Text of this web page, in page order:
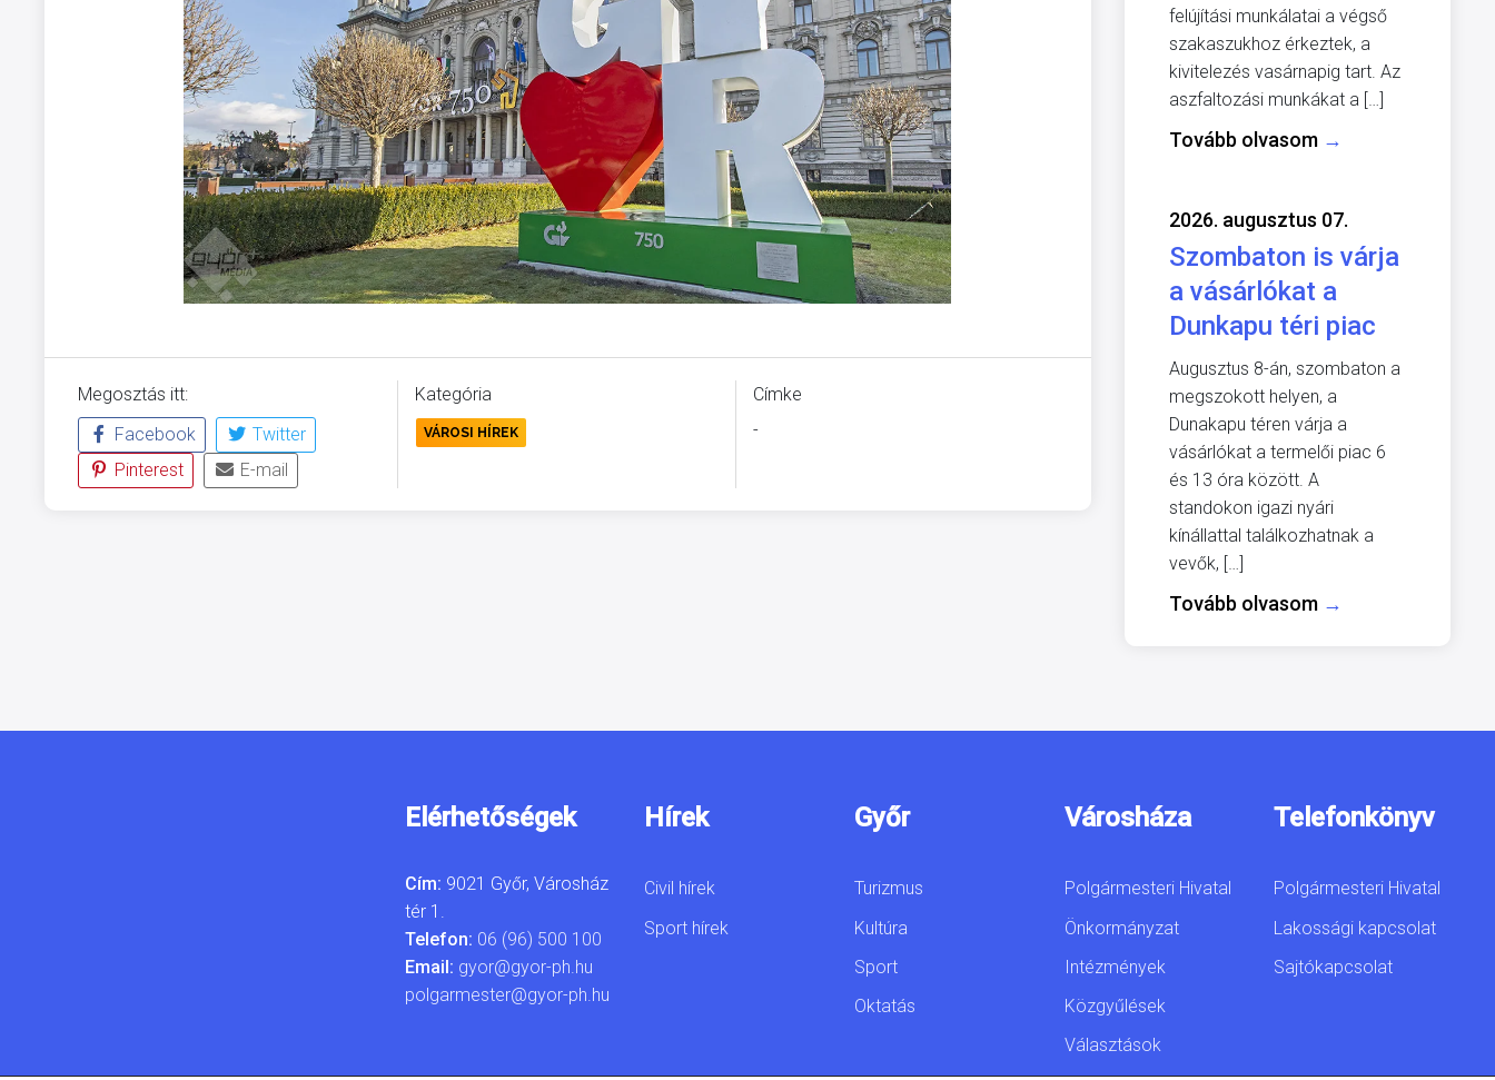
Megosztás itt:
Facebook
Twitter
Pinterest
E-mail
Kategória
VÁROSI HÍREK
Címke
-
felújítási munkálatai a végső
szakaszukhoz érkeztek, a
kivitelezés vasárnapig tart. Az
aszfaltozási munkákat a […]
Tovább olvasom →
2026. augusztus 07.
Szombaton is várja
a vásárlókat a
Dunkapu téri piac
Augusztus 8-án, szombaton a
megszokott helyen, a
Dunakapu téren várja a
vásárlókat a termelői piac 6
és 13 óra között. A
standokon igazi nyári
kínállattal találkozhatnak a
vevők, […]
Tovább olvasom →
Elérhetőségek
Cím: 9021 Győr, Városház
tér 1.
Telefon: 06 (96) 500 100
Email: gyor@gyor-ph.hu
polgarmester@gyor-ph.hu
Hírek
Civil hírek
Sport hírek
Győr
Turizmus
Kultúra
Sport
Oktatás
Városháza
Polgármesteri Hivatal
Önkormányzat
Intézmények
Közgyűlések
Választások
Telefonkönyv
Polgármesteri Hivatal
Lakossági kapcsolat
Sajtókapcsolat